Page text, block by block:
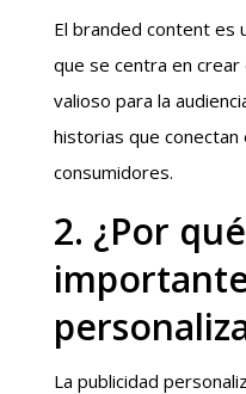
El branded content es
que se centra en
valioso para la
historias que conectan
consumidores.
2. ¿Por
La publicidad